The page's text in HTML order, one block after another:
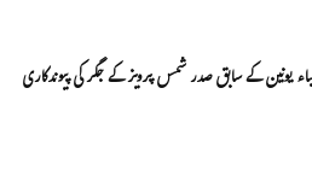
یونین کے سابق صدر شمس پرویز کے جگر کی پیوندکاری